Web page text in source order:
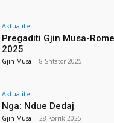
Aktualitet
Pregaditi Gjin Musa-
2025
Gjin Musa - 8 Shtator 2025
Aktualitet
Nga: Ndue Dedaj
Gjin Musa - 28 Korrik 2025